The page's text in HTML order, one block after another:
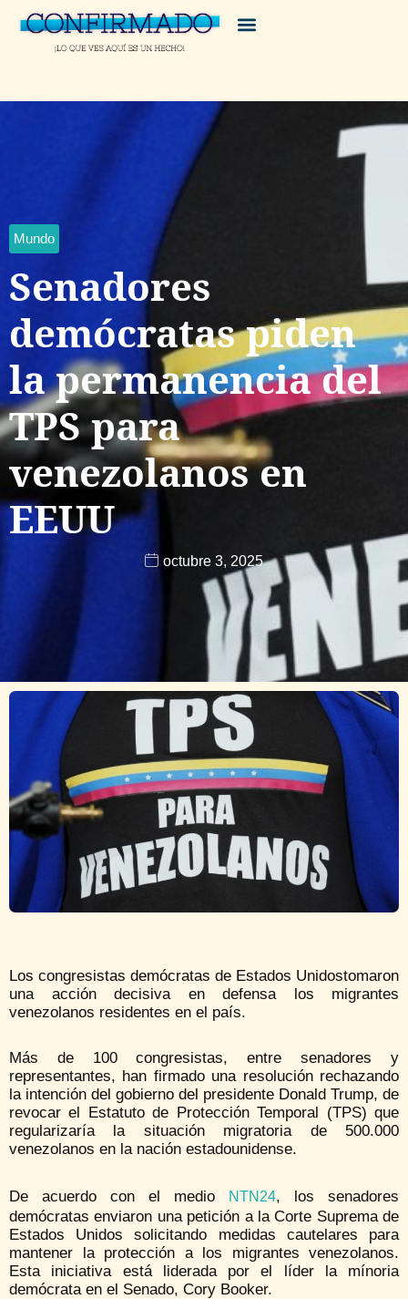
Mundo
Senadores
demócratas piden
la permanencia del
TPS para
venezolanos en
EEUU
octubre 3, 2025
Los congresistas demócratas de Estados Unidostomaron
una acción decisiva en defensa los migrantes
venezolanos residentes en el país.
Más de 100 congresistas, entre senadores y
representantes, han firmado una resolución rechazando
la intención del gobierno del presidente Donald Trump, de
revocar el Estatuto de Protección Temporal (TPS) que
regularizaría la situación migratoria de 500.000
venezolanos en la nación estadounidense.
De acuerdo con el medio NTN24, los senadores
demócratas enviaron una petición a la Corte Suprema de
Estados Unidos solicitando medidas cautelares para
mantener la protección a los migrantes venezolanos.
Esta iniciativa está liderada por el líder la mínoria
demócrata en el Senado, Cory Booker.